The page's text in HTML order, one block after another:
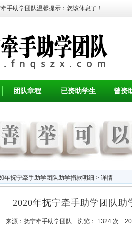
手助学团队温馨提示：您该休息了！
团队章程 已资助学生 曾资
年抚宁牵手助学团队助学捐款明细 > 详情
2020年抚宁牵手助学团队助
来源： 抚宁牵手助学团队 浏览： 1324 次